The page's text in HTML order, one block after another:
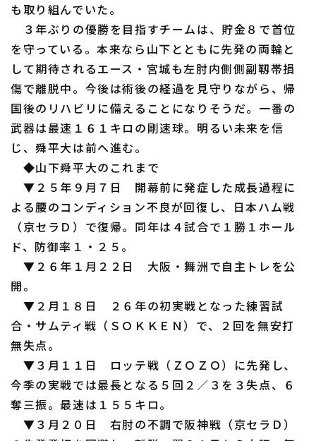
も取り組んでいた。
３年ぶりの優勝を目指すチームは、貯金８で首位
を守っている。本来なら山下とともに先発の両輪と
して期待されるエース・宮城も左肘内側側副靱帯損
傷で離脱中。今後は術後の経過を見守りながら、帰
国後のリハビリに備えることになりそうだ。一番の
武器は最速１６１キロの剛速球。明るい未来を信
じ、舜平大は前へ進む。
◆山下舜平大のこれまで
▼２５年９月７日 開幕前に発症した成長過程に
よる腰のコンディション不良が回復し、日本ハム戦
（京セラＤ）で復帰。同年は４試合で１勝１ホール
ド、防御率１・２５。
▼２６年１月２２日 大阪・舞洲で自主トレを公
開。
▼２月１８日 ２６年の初実戦となった練習試
合・サムティ戦（ＳＯＫＫＥＮ）で、２回を無安打
無失点。
▼３月１１日 ロッテ戦（ＺＯＺＯ）に先発し、
今季の実戦では最長となる５回２／３を３失点、６
奪三振。最速は１５５キロ。
▼３月２０日 右肘の不調で阪神戦（京セラＤ）